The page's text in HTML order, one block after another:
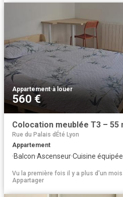
Appartement·à louer
560 €
Rue du Palais dÉté Lyon
Appartement
·Balcon·Ascenseur·Cuisine équipée
Vu la première fois il y a plus d'un mois
Appartager